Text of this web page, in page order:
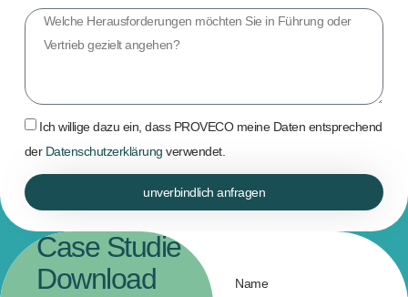
Ich willige dazu ein, dass PROVECO meine Daten entsprechend
der Datenschutzerklärung verwendet.
unverbindlich anfragen
Case Studie
Download
Name